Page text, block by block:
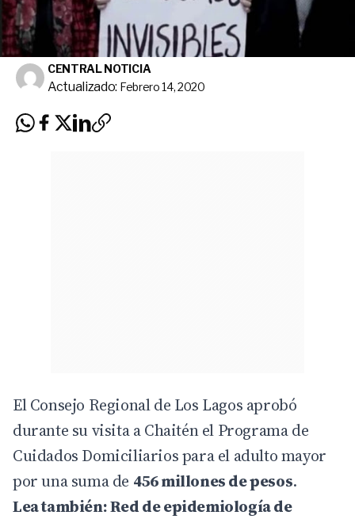
CENTRAL NOTICIA
Actualizado: Febrero 14, 2020
El Consejo Regional de Los Lagos aprobó
durante su visita a Chaitén el Programa de
Cuidados Domiciliarios para el adulto mayor
por una suma de 456 millones de pesos.
Lea también:Red de epidemiología de